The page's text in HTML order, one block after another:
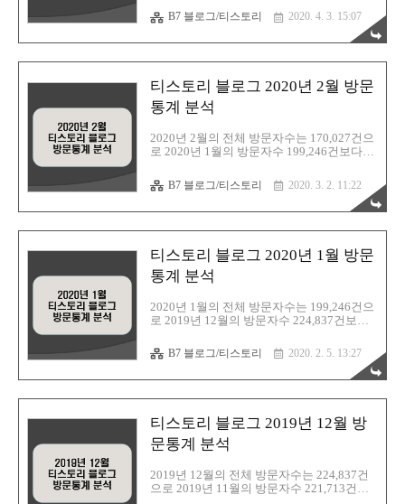
글 46.71%, 다음 29.51%, 네이버 19.00%, 빙
3.39%, 기타 1.38% 순으로 구글이 검색순위
상위를 차지하였고, 네이버 검색은 지난달
2020년 3월 한달동안의 방문자수와 블로그
검색 유입 통계자료를 분석하여 정리해본다.
1. 티스토리 블로그 검색유입(티스토리 방문
통계) 2. 네이버 애널리틱스 차트 분석 티스
토리 블로그 2020년 3월 방문통계 분석 ▶ 티
스토리 블로그 2020년 2월 방문통계 분석 :
https://barista7.tistory.com/2260 ▶ 티스토리
블로그 2020년 1월 ..
B7 블로그/티스토리 2020. 4. 3. 15:07
티스토리 블로그 2020년 2월 방문
통계 분석
2020년 2월의 전체 방문자수는 170,027건으
로 2020년 1월의 방문자수 199,246건보다
글 56.22%, 다음 23.64%, 네이버 16.65%, 빙
2.46%, 기타 1.03% 순으로 구글이 검색순위
상위를 차지하였고, 네이버 검색은 지난달
2020년 2월 한달동안의 방문자수와 블로그
검색 유입 통계자료를 분석하여 정리해본다.
1. 티스토리 블로그 검색유입(티스토리 방문
통계) 2. 네이버 애널리틱스 차트 분석 티스
토리 블로그 2020년 2월 방문통계 분석 ▶ 티
스토리 블로그 2020년 1월 방문통계 분석 :
https://barista7.tistory.com/2175 ▶ 티스토리
블로그 2019년 12월..
B7 블로그/티스토리 2020. 3. 2. 11:22
티스토리 블로그 2020년 1월 방문
통계 분석
2020년 1월의 전체 방문자수는 199,246건으
로 2019년 12월의 방문자수 224,837건보다
글 51.89%, 다음 27.91%, 네이버 17.85%, 빙
1.15%, 기타 1.19% 순으로 구글이 검색순위
상위를 차지하였고, 네이버 검색은 조금씩
자수와 블로그 검색 유입 통계자료를 분석하
여 정리해본다. 1. 티스토리 블로그 검색유입
(티스토리 방문통계) 2. 네이버 애널리틱스
차트 분석 티스토리 블로그 2020년 1월 방문
통계 분석 티스토리 블로그 2019년 12월 방
문통계 분석 :
https://barista7.tistory.com/2078 티스토리 블
로그 2019년 11월 방문통계 분석 : http..
B7 블로그/티스토리 2020. 2. 5. 13:27
티스토리 블로그 2019년 12월 방
문통계 분석
2019년 12월의 전체 방문자수는 224,837건
으로 2019년 11월의 방문자수 221,713건보